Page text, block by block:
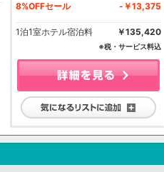
8%OFFセール
-￥13,375
1泊1室ホテル宿泊料 ￥135,420
※税・サービス料込